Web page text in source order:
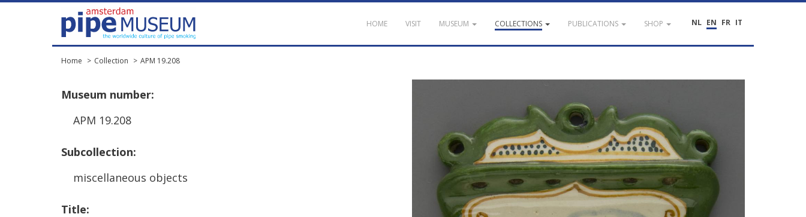
NL EN FR IT
HOME VISIT MUSEUM COLLECTIONS PUBLICATIONS SHOP
Home Collection APM 19.208
Museum number:
APM 19.208
Subcollection:
miscellaneous objects
Title: